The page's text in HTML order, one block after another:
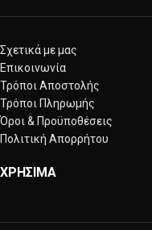
Σχετικά με μας
Επικοινωνία
Τρόποι Αποστολής
Τρόποι Πληρωμής
Όροι & Προϋποθέσεις
Πολιτική Απορρήτου
ΧΡΗΣΙΜΑ